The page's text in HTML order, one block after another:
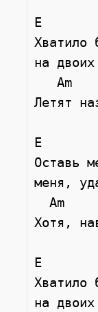
E
Хватило
на двоих
   Am                 С
Летят
E
Оставь
меня,
  Am                     С
Хотя,
E
Хватило
на двоих